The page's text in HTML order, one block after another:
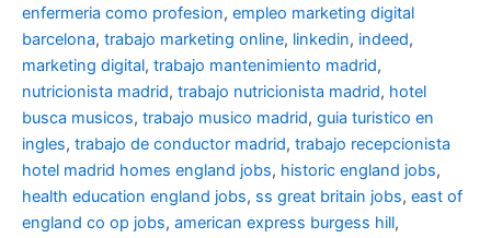
enfermeria como profesion, empleo marketing digital
barcelona, trabajo marketing online, linkedin, indeed,
marketing digital, trabajo mantenimiento madrid,
nutricionista madrid, trabajo nutricionista madrid, hotel
busca musicos, trabajo musico madrid, guia turistico en
ingles, trabajo de conductor madrid, trabajo recepcionista
hotel madrid homes england jobs, historic england jobs,
health education england jobs, ss great britain jobs, east of
england co op jobs, american express burgess hill,